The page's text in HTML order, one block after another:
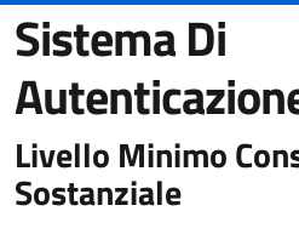
Sistema Di
Livello Minimo
Sostanziale